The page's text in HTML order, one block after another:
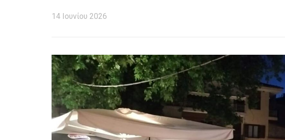
14 Ιουνίου 2026